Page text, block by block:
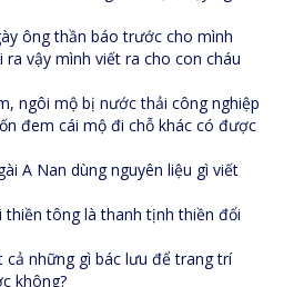
ông thần báo trước cho mình
vậy mình viết ra cho con cháu
ngôi mộ bị nước thải công nghiệp
đem cái mộ đi chỗ khác có được
A Nan dùng nguyên liệu gì viết
thiền tông là thanh tịnh thiền đổi
cả những gì bác lưu để trang trí
không?